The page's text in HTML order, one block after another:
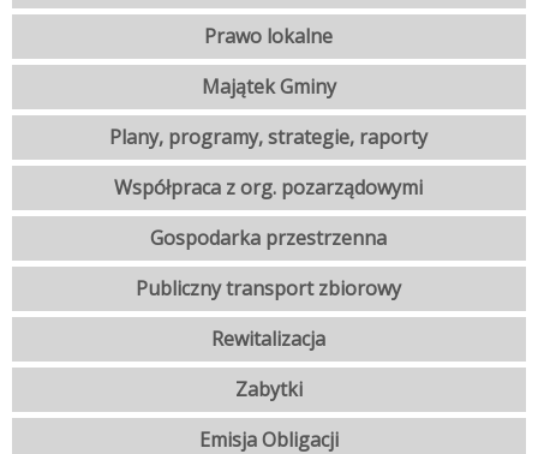
Prawo lokalne
Majątek Gminy
Plany, programy, strategie, raporty
Współpraca z org. pozarządowymi
Gospodarka przestrzenna
Publiczny transport zbiorowy
Rewitalizacja
Zabytki
Emisja Obligacji